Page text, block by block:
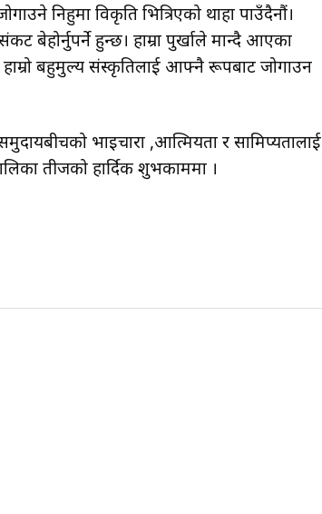
निहुमा विकृति भित्रिएको थाहा पाउँदैनौं।
बेहोर्नुपर्ने हुन्छ। हाम्रा पुर्खाले मान्दै आएका
हाम्रो बहुमुल्य संस्कृतिलाई आफ्नै रूपबाट जोगाउन
भाइचारा ,आत्मियता र सामिप्यतालाई
तीजको हार्दिक शुभकाममा ।